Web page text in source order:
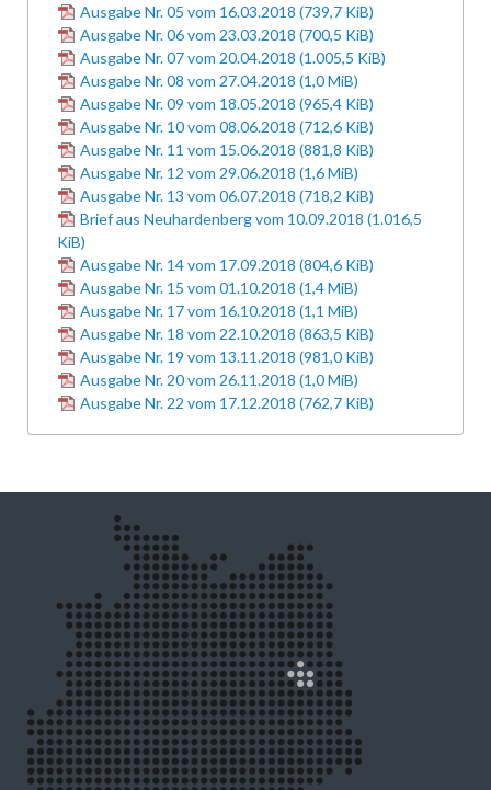
Ausgabe Nr. 05 vom 16.03.2018(739,7 KiB)
Ausgabe Nr. 06 vom 23.03.2018(700,5 KiB)
Ausgabe Nr. 07 vom 20.04.2018(1.005,5 KiB)
Ausgabe Nr. 08 vom 27.04.2018(1,0 MiB)
Ausgabe Nr. 09 vom 18.05.2018(965,4 KiB)
Ausgabe Nr. 10 vom 08.06.2018(712,6 KiB)
Ausgabe Nr. 11 vom 15.06.2018(881,8 KiB)
Ausgabe Nr. 12 vom 29.06.2018(1,6 MiB)
Ausgabe Nr. 13 vom 06.07.2018(718,2 KiB)
Brief aus Neuhardenberg vom 10.09.2018(1.016,5
KiB)
Ausgabe Nr. 14 vom 17.09.2018(804,6 KiB)
Ausgabe Nr. 15 vom 01.10.2018(1,4 MiB)
Ausgabe Nr. 17 vom 16.10.2018(1,1 MiB)
Ausgabe Nr. 18 vom 22.10.2018(863,5 KiB)
Ausgabe Nr. 19 vom 13.11.2018(981,0 KiB)
Ausgabe Nr. 20 vom 26.11.2018(1,0 MiB)
Ausgabe Nr. 22 vom 17.12.2018(762,7 KiB)